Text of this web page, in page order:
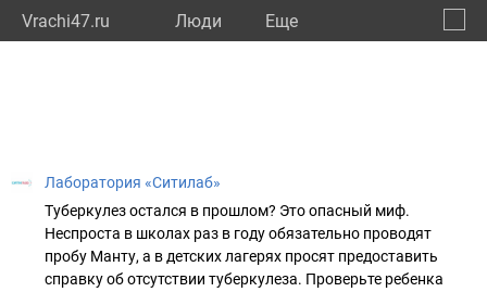
Vrachi47.ru Люди Eще
Лаборатория «Ситилаб»
Туберкулез остался в прошлом? Это опасный миф.
Неспроста в школах раз в году обязательно проводят
пробу Манту, а в детских лагерях просят предоставить
справку об отсутствии туберкулеза. Проверьте ребенка